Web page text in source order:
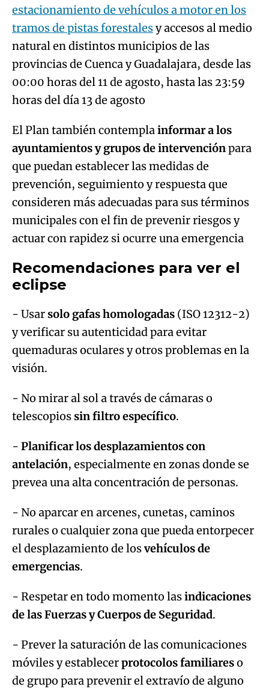
estacionamiento de vehículos a motor en los
tramos de pistas forestalesy accesos al medio
natural en distintos municipios de las
provincias de Cuenca y Guadalajara, desde las
00:00 horas del 11 de agosto, hasta las 23:59
horas del día 13 de agosto
El Plan también contemplainformar a los
ayuntamientos y grupos de intervenciónpara
que puedan establecer las medidas de
prevención, seguimiento y respuesta que
consideren más adecuadas para sus términos
municipales con el fin de prevenir riesgos y
actuar con rapidez si ocurre una emergencia
Recomendaciones para ver el
eclipse
- Usarsolo gafas homologadas (ISO 12312-2)
y verificar su autenticidad para evitar
quemaduras oculares y otros problemas en la
visión.
- No mirar al sol a través de cámaras o
telescopiossin filtro específico.
- Planificar los desplazamientos con
antelación, especialmente en zonas donde se
prevea una alta concentración de personas.
- No aparcar en arcenes, cunetas, caminos
rurales o cualquier zona que pueda entorpecer
el desplazamiento de losvehículos de
emergencias.
- Respetar en todo momento lasindicaciones
de las Fuerzas y Cuerpos de Seguridad.
- Prever la saturación de las comunicaciones
móviles y establecerprotocolos familiareso
de grupo para prevenir el extravío de alguno